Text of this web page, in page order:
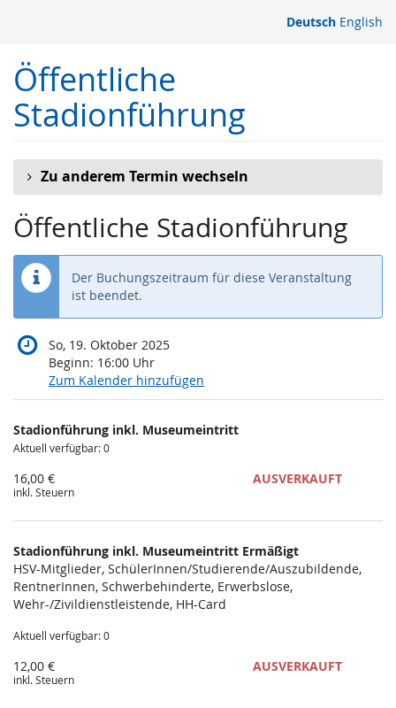
springen
Deutsch English
Öffentliche
Stadionführung
Zu anderem Termin wechseln
Öffentliche Stadionführung
Der Buchungszeitraum für diese Veranstaltung
ist beendet.
So, 19. Oktober 2025
Beginn: 16:00 Uhr
Zum Kalender hinzufügen
Produkte
Unkategorisierte
Produkte
Stadionführung inkl. Museumeintritt
Aktuell verfügbar: 0
16,00 €
inkl. Steuern
AUSVERKAUFT
Stadionführung inkl. Museumeintritt Ermäßigt
HSV-Mitglieder, SchülerInnen/Studierende/Auszubildende,
RentnerInnen, Schwerbehinderte, Erwerbslose,
Wehr-/Zivildienstleistende, HH-Card
Aktuell verfügbar: 0
12,00 €
inkl. Steuern
AUSVERKAUFT